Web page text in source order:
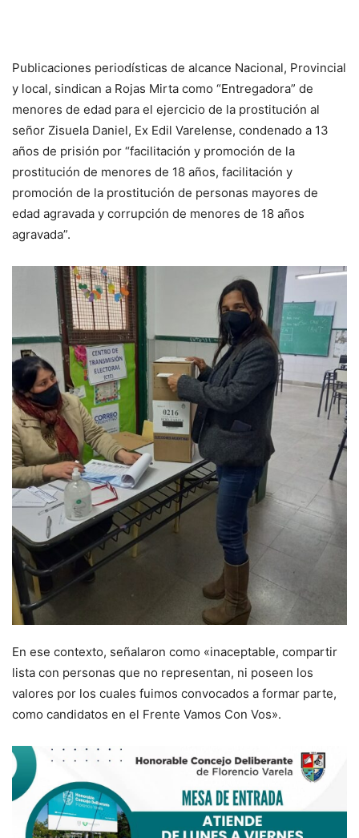
Publicaciones periodísticas de alcance Nacional, Provincial
y local, sindican a Rojas Mirta como “Entregadora” de
menores de edad para el ejercicio de la prostitución al
señor Zisuela Daniel, Ex Edil Varelense, condenado a 13
años de prisión por “facilitación y promoción de la
prostitución de menores de 18 años, facilitación y
promoción de la prostitución de personas mayores de
edad agravada y corrupción de menores de 18 años
agravada”.
En ese contexto, señalaron como «inaceptable, compartir
lista con personas que no representan, ni poseen los
valores por los cuales fuimos convocados a formar parte,
como candidatos en el Frente Vamos Con Vos».